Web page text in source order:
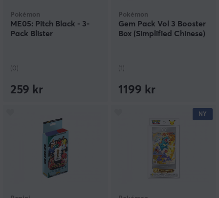
Pokémon
ME05: Pitch Black - 3-
Pack Blister
(0)
259 kr
Pokémon
Gem Pack Vol 3 Booster
Box (Simplified Chinese)
(1)
1199 kr
NY